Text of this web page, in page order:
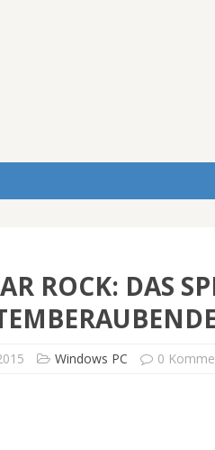
ROCK: DAS
Windows PC 0